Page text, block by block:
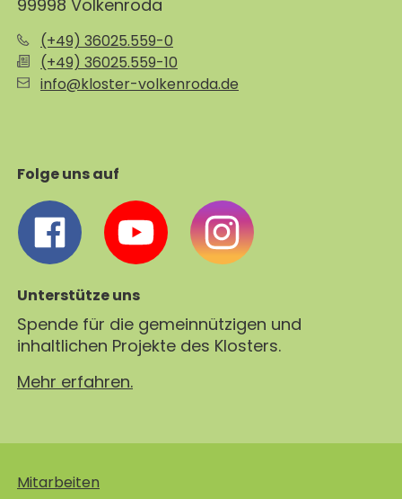
99998 Volkenroda
(+49) 36025.559-0
(+49) 36025.559-10
info@kloster-volkenroda.de
Folge uns auf
Unterstütze uns
Spende für die gemeinnützigen und
inhaltlichen Projekte des Klosters.
Mehr erfahren.
Mitarbeiten